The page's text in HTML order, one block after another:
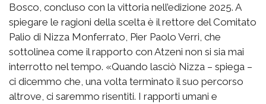
Bosco, concluso con la vittoria nell’edizione 2025. A
spiegare le ragioni della scelta è il rettore del Comitato
Palio di Nizza Monferrato, Pier Paolo Verri, che
sottolinea come il rapporto con Atzeni non si sia mai
interrotto nel tempo. «Quando lasciò Nizza – spiega –
ci dicemmo che, una volta terminato il suo percorso
altrove, ci saremmo risentiti. I rapporti umani e